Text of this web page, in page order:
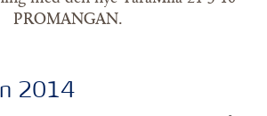
PROMANGAN.
2014